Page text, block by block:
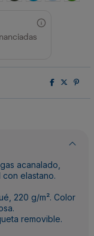
acanalado,
elastano.
220 g/m². Color
removible.